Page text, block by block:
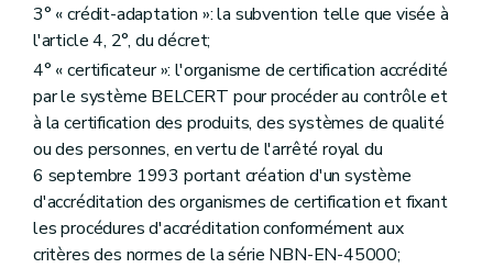
3° « crédit-adaptation »: la subvention telle que visée à
l'article 4, 2°, du décret;
4° « certificateur »: l'organisme de certification accrédité
par le système BELCERT pour procéder au contrôle et
à la certification des produits, des systèmes de qualité
ou des personnes, en vertu de l'arrêté royal du
6 septembre 1993 portant création d'un système
d'accréditation des organismes de certification et fixant
les procédures d'accréditation conformément aux
critères des normes de la série NBN-EN-45000;